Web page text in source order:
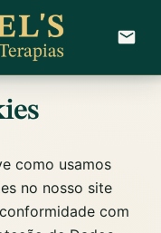
como usamos
no nosso site
com